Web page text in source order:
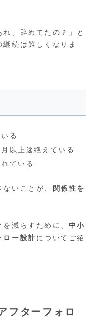
、辞めてたの？」と
続は難しくなりま
る
以上途絶えている
ている
いことが、
関係性を
減らすために、 中小
ロー設計 についてご紹
フターフォロ